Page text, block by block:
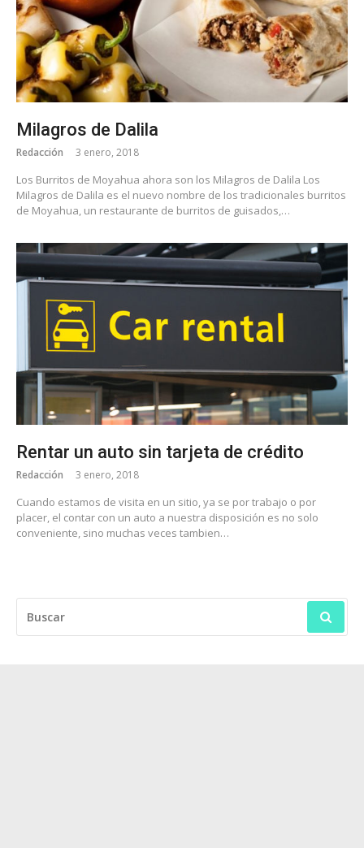
Milagros de Dalila
Redacción 3 enero, 2018
Los Burritos de Moyahua ahora son los Milagros de Dalila Los
Milagros de Dalila es el nuevo nombre de los tradicionales burritos
de Moyahua, un restaurante de burritos de guisados,…
Rentar un auto sin tarjeta de crédito
Redacción 3 enero, 2018
Cuando estamos de visita en un sitio, ya se por trabajo o por
placer, el contar con un auto a nuestra disposición es no solo
conveniente, sino muchas veces tambien…